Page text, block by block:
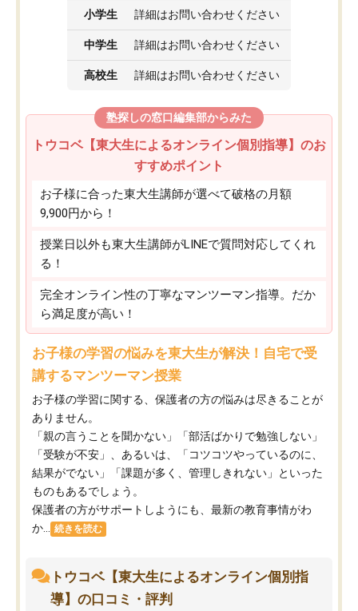
小学生 詳細はお問い合わせください
中学生 詳細はお問い合わせください
高校生 詳細はお問い合わせください
塾探しの窓口編集部からみた
トウコベ【東大生によるオンライン個別指導】のお
すすめポイント
お子様に合った東大生講師が選べて破格の月額
9,900円から！
授業日以外も東大生講師がLINEで質問対応してくれ
る！
完全オンライン性の丁寧なマンツーマン指導。だか
ら満足度が高い！
お子様の学習の悩みを東大生が解決！自宅で受
講するマンツーマン授業
お子様の学習に関する、保護者の方の悩みは尽きることが
ありません。
「親の言うことを聞かない」「部活ばかりで勉強しない」
「受験が不安」、あるいは、「コツコツやっているのに、
結果がでない」「課題が多く、管理しきれない」といった
ものもあるでしょう。
保護者の方がサポートしようにも、最新の教育事情がわ
か...
続きを読む
トウコベ【東大生によるオンライン個別指
導】の口コミ・評判